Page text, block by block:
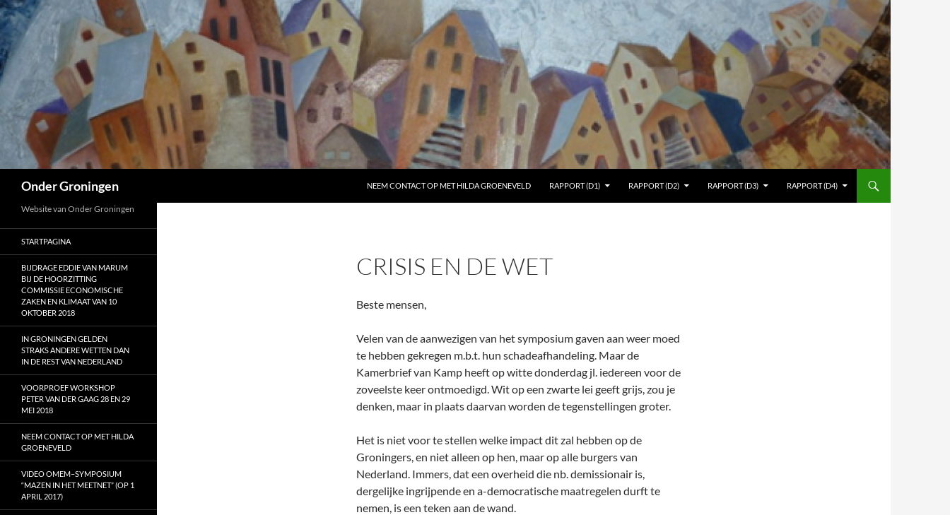
Ga
naar
de
inhoud
Onder Groningen NEEM CONTACT OP MET HILDA GROENEVELD RAPPORT (D1) RAPPORT (D2) RAPPORT (D3) RAPPORT (D4)
CRISIS EN DE WET
Beste mensen,
Velen van de aanwezigen van het symposium gaven aan weer moed
te hebben gekregen m.b.t. hun schadeafhandeling. Maar de
Kamerbrief van Kamp heeft op witte donderdag jl. iedereen voor de
zoveelste keer ontmoedigd. Wit op een zwarte lei geeft grijs, zou je
denken, maar in plaats daarvan worden de tegenstellingen groter.
Het is niet voor te stellen welke impact dit zal hebben op de
Groningers, en niet alleen op hen, maar op alle burgers van
Nederland. Immers, dat een overheid die nb. demissionair is,
dergelijke ingrijpende en a-democratische maatregelen durft te
nemen, is een teken aan de wand.
Website van Onder Groningen
STARTPAGINA
BIJDRAGE EDDIE VAN MARUM
BIJ DE HOORZITTING
COMMISSIE ECONOMISCHE
ZAKEN EN KLIMAAT VAN 10
OKTOBER 2018
IN GRONINGEN GELDEN
STRAKS ANDERE WETTEN DAN
IN DE REST VAN NEDERLAND
VOORPROEF WORKSHOP
PETER VAN DER GAAG 28 EN 29
MEI 2018
NEEM CONTACT OP MET HILDA
GROENEVELD
VIDEO OMEM–SYMPOSIUM
“MAZEN IN HET MEETNET” (OP 1
APRIL 2017)